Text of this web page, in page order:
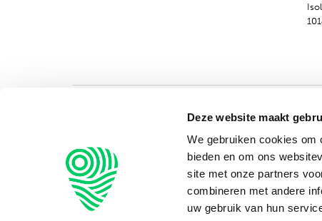
Deze website maakt
We gebruiken cookies om
bieden en om ons
site met onze partners
combineren met andere
uw gebruik van hun